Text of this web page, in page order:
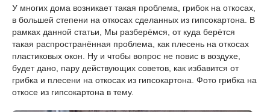
У многих дома возникает такая проблема, грибок на откосах,
в большей степени на откосах сделанных из гипсокартона. В
рамках данной статьи, Мы разберёмся, от куда берётся
такая распространённая проблема, как плесень на откосах
пластиковых окон. Ну и чтобы вопрос не повис в воздухе,
будет дано, пару действующих советов, как избавится от
грибка и плесени на откосах из гипсокартона. Фото грибка на
откосе из гипсокартона в тему.